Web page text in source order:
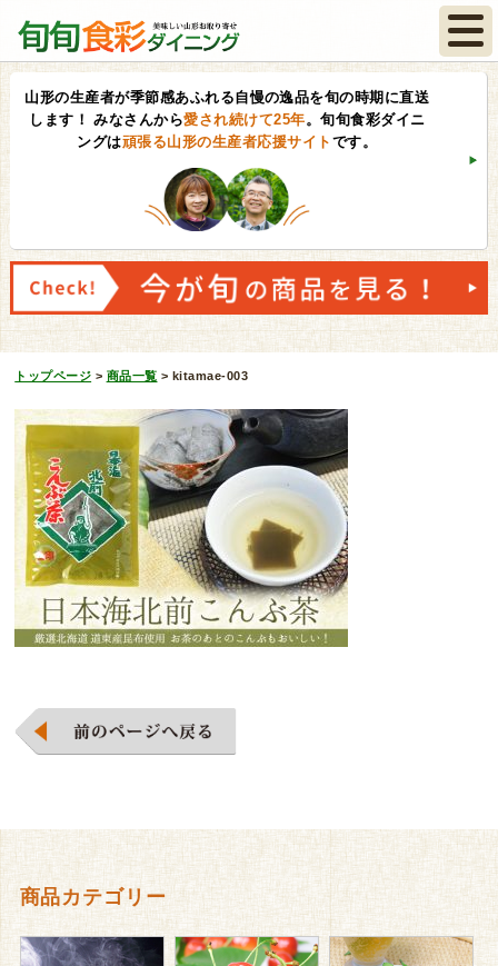
山形の生産者が季節感あふれる自慢の逸品を旬の時期に直送
します！ みなさんから愛され続けて25年。旬旬食彩ダイニ
ングは頑張る山形の生産者応援サイト です。
トップページ > 商品一覧 > kitamae-003
商品カテゴリー